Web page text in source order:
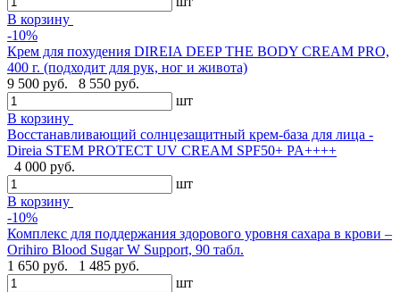
В корзину
-10%
Крем для похудения DIREIA DEEP THE BODY CREAM PRO,
400 г. (подходит для рук, ног и живота)
9 500 руб.
8 550 руб.
шт
В корзину
Восстанавливающий солнцезащитный крем-база для лица -
Direia STEM PROTECT UV CREAM SPF50+ PA++++
4 000 руб.
шт
В корзину
-10%
Комплекс для поддержания здорового уровня сахара в крови –
Orihiro Blood Sugar W Support, 90 табл.
1 650 руб.
1 485 руб.
шт